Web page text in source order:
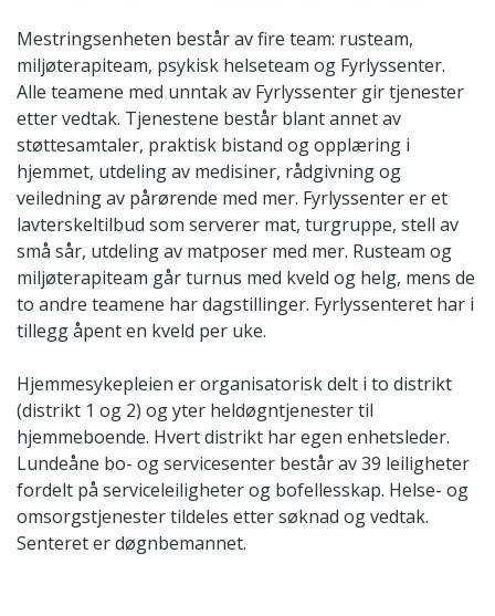
Mestringsenheten består av fire team: rusteam,
miljøterapiteam, psykisk helseteam og Fyrlyssenter.
Alle teamene med unntak av Fyrlyssenter gir tjenester
etter vedtak. Tjenestene består blant annet av
støttesamtaler, praktisk bistand og opplæring i
hjemmet, utdeling av medisiner, rådgivning og
veiledning av pårørende med mer. Fyrlyssenter er et
lavterskeltilbud som serverer mat, turgruppe, stell av
små sår, utdeling av matposer med mer. Rusteam og
miljøterapiteam går turnus med kveld og helg, mens de
to andre teamene har dagstillinger. Fyrlyssenteret har i
tillegg åpent en kveld per uke.
Hjemmesykepleien er organisatorisk delt i to distrikt
(distrikt 1 og 2) og yter heldøgntjenester til
hjemmeboende. Hvert distrikt har egen enhetsleder.
Lundeåne bo- og servicesenter består av 39 leiligheter
fordelt på serviceleiligheter og bofellesskap. Helse- og
omsorgstjenester tildeles etter søknad og vedtak.
Senteret er døgnbemannet.